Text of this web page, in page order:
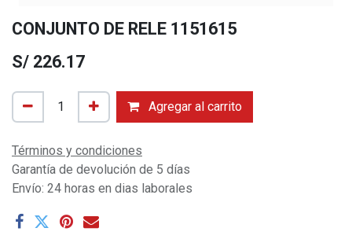
CONJUNTO DE RELE 1151615
S/ 226.17
Agregar al carrito
Términos y condiciones
Garantía de devolución de 5 días
Envío: 24 horas en dias laborales